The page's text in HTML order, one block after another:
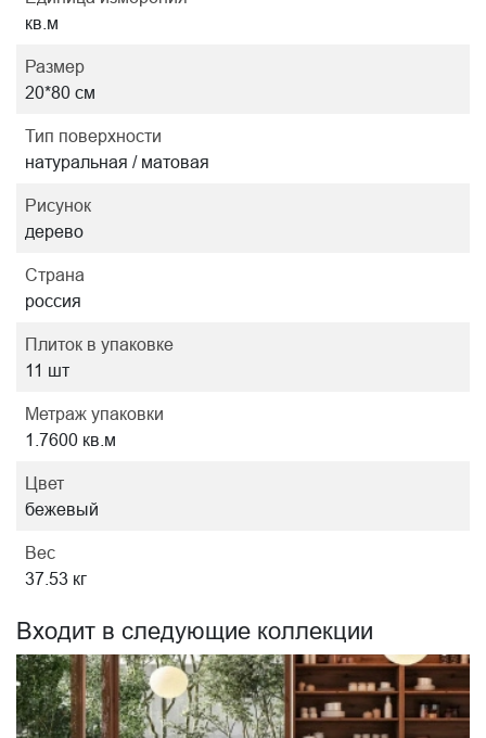
кв.м
Размер
20*80 см
Тип поверхности
натуральная / матовая
Рисунок
дерево
Страна
россия
Плиток в упаковке
11 шт
Метраж упаковки
1.7600 кв.м
Цвет
бежевый
Вес
37.53 кг
Входит в следующие коллекции